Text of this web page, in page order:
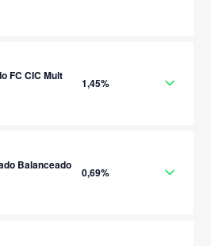
FC CIC Mult
1,45%
Balanceado
0,69%